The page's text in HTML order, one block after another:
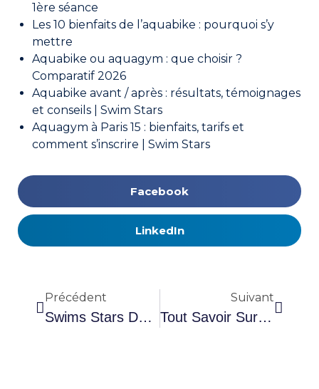
1ère séance
Les 10 bienfaits de l’aquabike : pourquoi s’y
mettre
Aquabike ou aquagym : que choisir ?
Comparatif 2026
Aquabike avant / après : résultats, témoignages
et conseils | Swim Stars
Aquagym à Paris 15 : bienfaits, tarifs et
comment s’inscrire | Swim Stars
Facebook
LinkedIn
Précédent
Swims Stars Dans Les Médias
Suivant
Tout Savoir Sur L’aquaphobie : Définition, Symptômes, Causes Et Solutions